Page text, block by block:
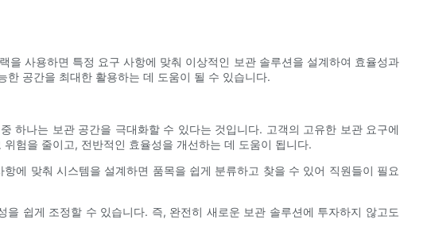
사용하면 특정 요구 사항에 맞춰 이상적인 보관 솔루션을 설계하여 효율성과
공간을 최대한 활용하는 데 도움이 될 수 있습니다.
하나는 보관 공간을 극대화할 수 있다는 것입니다. 고객의 고유한 보관 요구에
험을 줄이고, 전반적인 효율성을 개선하는 데 도움이 됩니다.
에 맞춰 시스템을 설계하면 품목을 쉽게 분류하고 찾을 수 있어 직원들이 필요
쉽게 조정할 수 있습니다. 즉, 완전히 새로운 보관 솔루션에 투자하지 않고도